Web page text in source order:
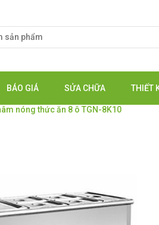
BÁO GIÁ SỬA CHỮA THIẾT
nóng thức ăn 8 ô TGN-8K10